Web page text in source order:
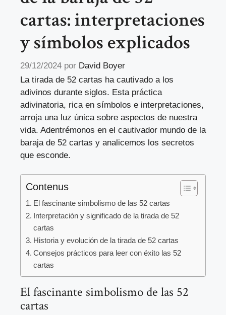
cartas: interpretaciones
y símbolos explicados
29/12/2024 por David Boyer
La tirada de 52 cartas ha cautivado a los
adivinos durante siglos. Esta práctica
adivinatoria, rica en símbolos e interpretaciones,
arroja una luz única sobre aspectos de nuestra
vida. Adentrémonos en el cautivador mundo de la
baraja de 52 cartas y analicemos los secretos
que esconde.
Contenus
El fascinante simbolismo de las 52 cartas
Interpretación y significado de la tirada de 52
cartas
Historia y evolución de la tirada de 52 cartas
Consejos prácticos para leer con éxito las 52
cartas
El fascinante simbolismo de las 52
cartas